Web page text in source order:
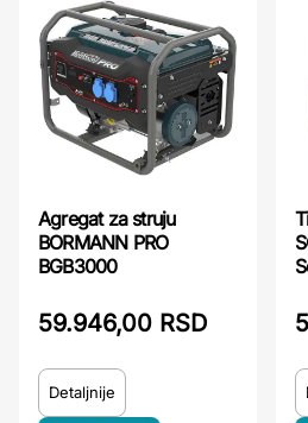
Agregat za struju
BORMANN PRO
BGB3000
59.946,00 RSD
Detaljnije